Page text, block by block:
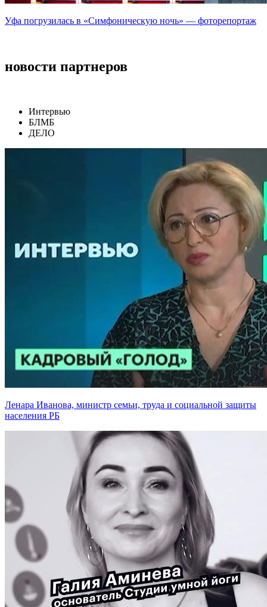
Уфа погрузилась в «Симфоническую ночь» — фоторепортаж
новости партнеров
Интервью
БЛМБ
ДЕЛО
Ленара Иванова, министр семьи, труда и социальной защиты
населения РБ